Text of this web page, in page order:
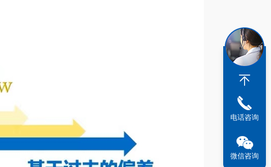
电话咨询
微信咨询